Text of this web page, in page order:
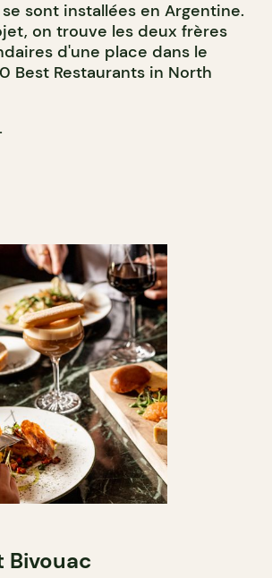
sont installées en Argentine.
on trouve les deux frères
d'une place dans le
Best Restaurants in North
Bivouac